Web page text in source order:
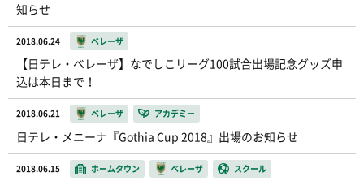
知らせ
2018.06.24 ベレーザ
【日テレ・ベレーザ】なでしこリーグ100試合出場記念グッズ申
込は本日まで！
2018.06.21 ベレーザ アカデミー
日テレ・メニーナ『Gothia Cup 2018』出場のお知らせ
2018.06.15 ホームタウン ベレーザ スクール